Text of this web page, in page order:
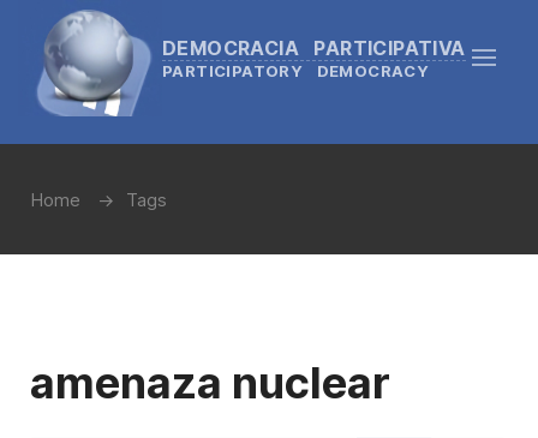
DEMOCRACIA PARTICIPATIVA
PARTICIPATORY DEMOCRACY
Home Tags
amenaza nuclear